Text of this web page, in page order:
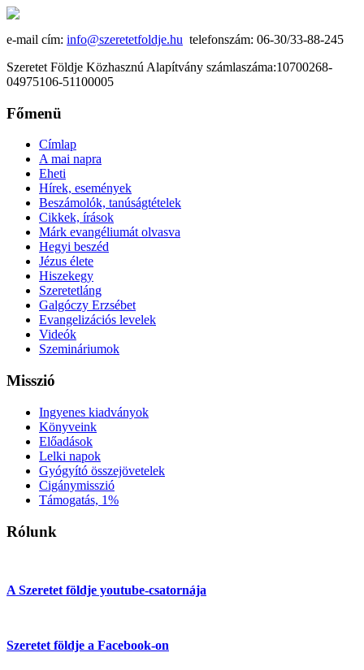
e-mail cím: info@szeretetfoldje.hu telefonszám: 06-30/33-88-245
Szeretet Földje Közhasznú Alapítvány számlaszáma:10700268-
04975106-51100005
Főmenü
Címlap
A mai napra
Eheti
Hírek, események
Beszámolók, tanúságtételek
Cikkek, írások
Márk evangéliumát olvasva
Hegyi beszéd
Jézus élete
Hiszekegy
Szeretetláng
Galgóczy Erzsébet
Evangelizációs levelek
Videók
Szemináriumok
Misszió
Ingyenes kiadványok
Könyveink
Előadások
Lelki napok
Gyógyító összejövetelek
Cigánymisszió
Támogatás, 1%
Rólunk
A Szeretet földje youtube-csatornája
Szeretet földje a Facebook-on